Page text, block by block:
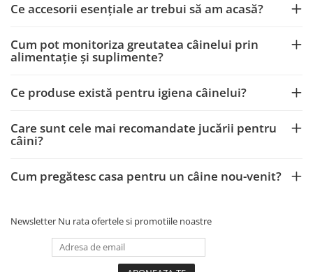
Ce accesorii esențiale ar trebui să am acasă?
Cum pot monitoriza greutatea câinelui prin
alimentație și suplimente?
Ce produse există pentru igiena câinelui?
Care sunt cele mai recomandate jucării pentru
câini?
Cum pregătesc casa pentru un câine nou-venit?
Newsletter Nu rata ofertele si promotiile noastre